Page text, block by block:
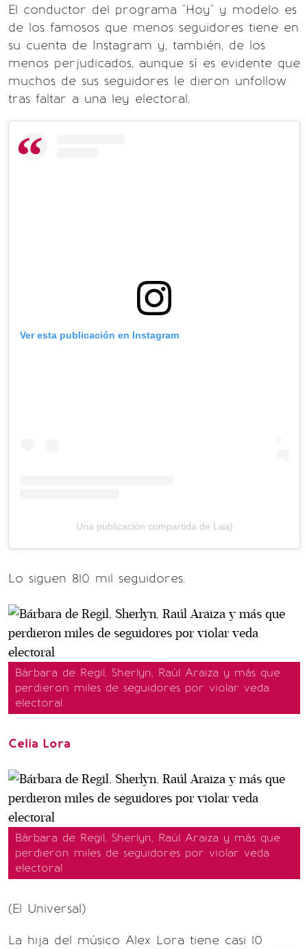
El conductor del programa "Hoy" y modelo es
de los famosos que menos seguidores tiene en
su cuenta de Instagram y, también, de los
menos perjudicados, aunque sí es evidente que
muchos de sus seguidores le dieron unfollow
tras faltar a una ley electoral.
Ver esta publicación en Instagram
Una publicación compartida de Laa)
Lo siguen 810 mil seguidores.
Bárbara de Regil, Sherlyn, Raúl Araiza y más que
perdieron miles de seguidores por violar veda
electoral
Celia Lora
Bárbara de Regil, Sherlyn, Raúl Araiza y más que
perdieron miles de seguidores por violar veda
electoral
(El Universal)
La hija del músico Alex Lora tiene casi 10